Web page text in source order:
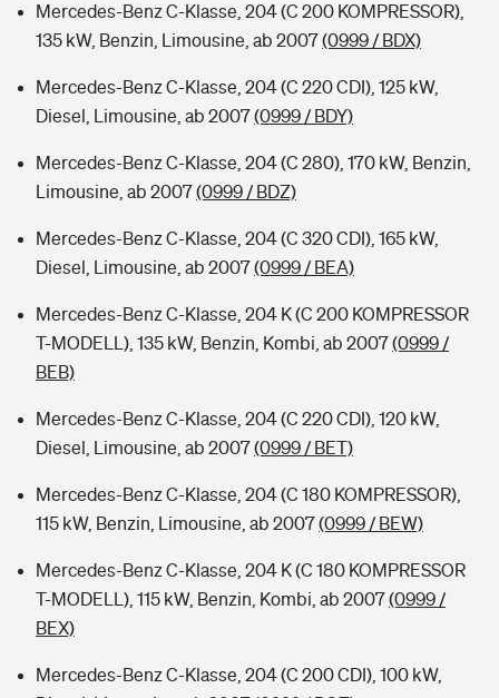
Mercedes-Benz C-Klasse, 204 (C 200 KOMPRESSOR),
135 kW, Benzin, Limousine, ab 2007(0999 / BDX)
Mercedes-Benz C-Klasse, 204 (C 220 CDI), 125 kW,
Diesel, Limousine, ab 2007(0999 / BDY)
Mercedes-Benz C-Klasse, 204 (C 280), 170 kW, Benzin,
Limousine, ab 2007(0999 / BDZ)
Mercedes-Benz C-Klasse, 204 (C 320 CDI), 165 kW,
Diesel, Limousine, ab 2007(0999 / BEA)
Mercedes-Benz C-Klasse, 204 K (C 200 KOMPRESSOR
T-MODELL), 135 kW, Benzin, Kombi, ab 2007(0999 /
BEB)
Mercedes-Benz C-Klasse, 204 (C 220 CDI), 120 kW,
Diesel, Limousine, ab 2007(0999 / BET)
Mercedes-Benz C-Klasse, 204 (C 180 KOMPRESSOR),
115 kW, Benzin, Limousine, ab 2007(0999 / BEW)
Mercedes-Benz C-Klasse, 204 K (C 180 KOMPRESSOR
T-MODELL), 115 kW, Benzin, Kombi, ab 2007(0999 /
BEX)
Mercedes-Benz C-Klasse, 204 (C 200 CDI), 100 kW,